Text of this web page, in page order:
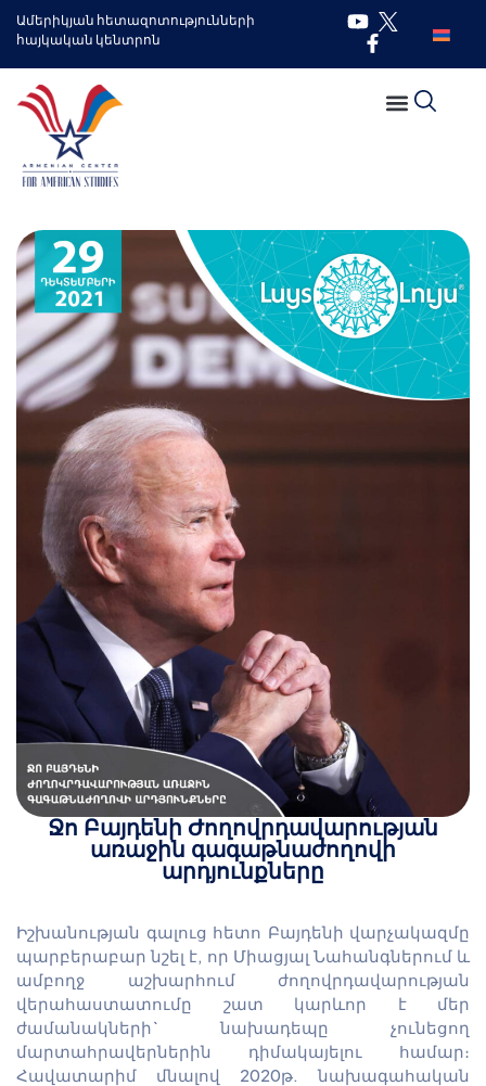
Ամերիկյան հետազոտությունների
հայկական կենտրոն
Ջո Բայդենի Ժողովրդավարության
առաջին գագաթնաժողովի
արդյունքները
Իշխանության գալուց հետո Բայդենի վարչակազմը
պարբերաբար նշել է, որ Միացյալ Նահանգներում և
ամբողջ աշխարհում ժողովրդավարության
վերահաստատումը շատ կարևոր է մեր
ժամանակների` նախադեպը չունեցող
մարտահրավերներին դիմակայելու համար։
Հավատարիմ մնալով 2020թ. նախագահական